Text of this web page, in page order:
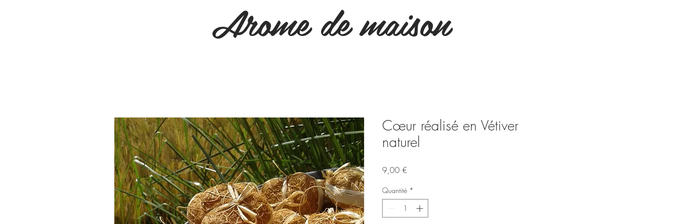
Arome de maison
Cœur réalisé en Vétiver
naturel
9,00 €
Quantité *